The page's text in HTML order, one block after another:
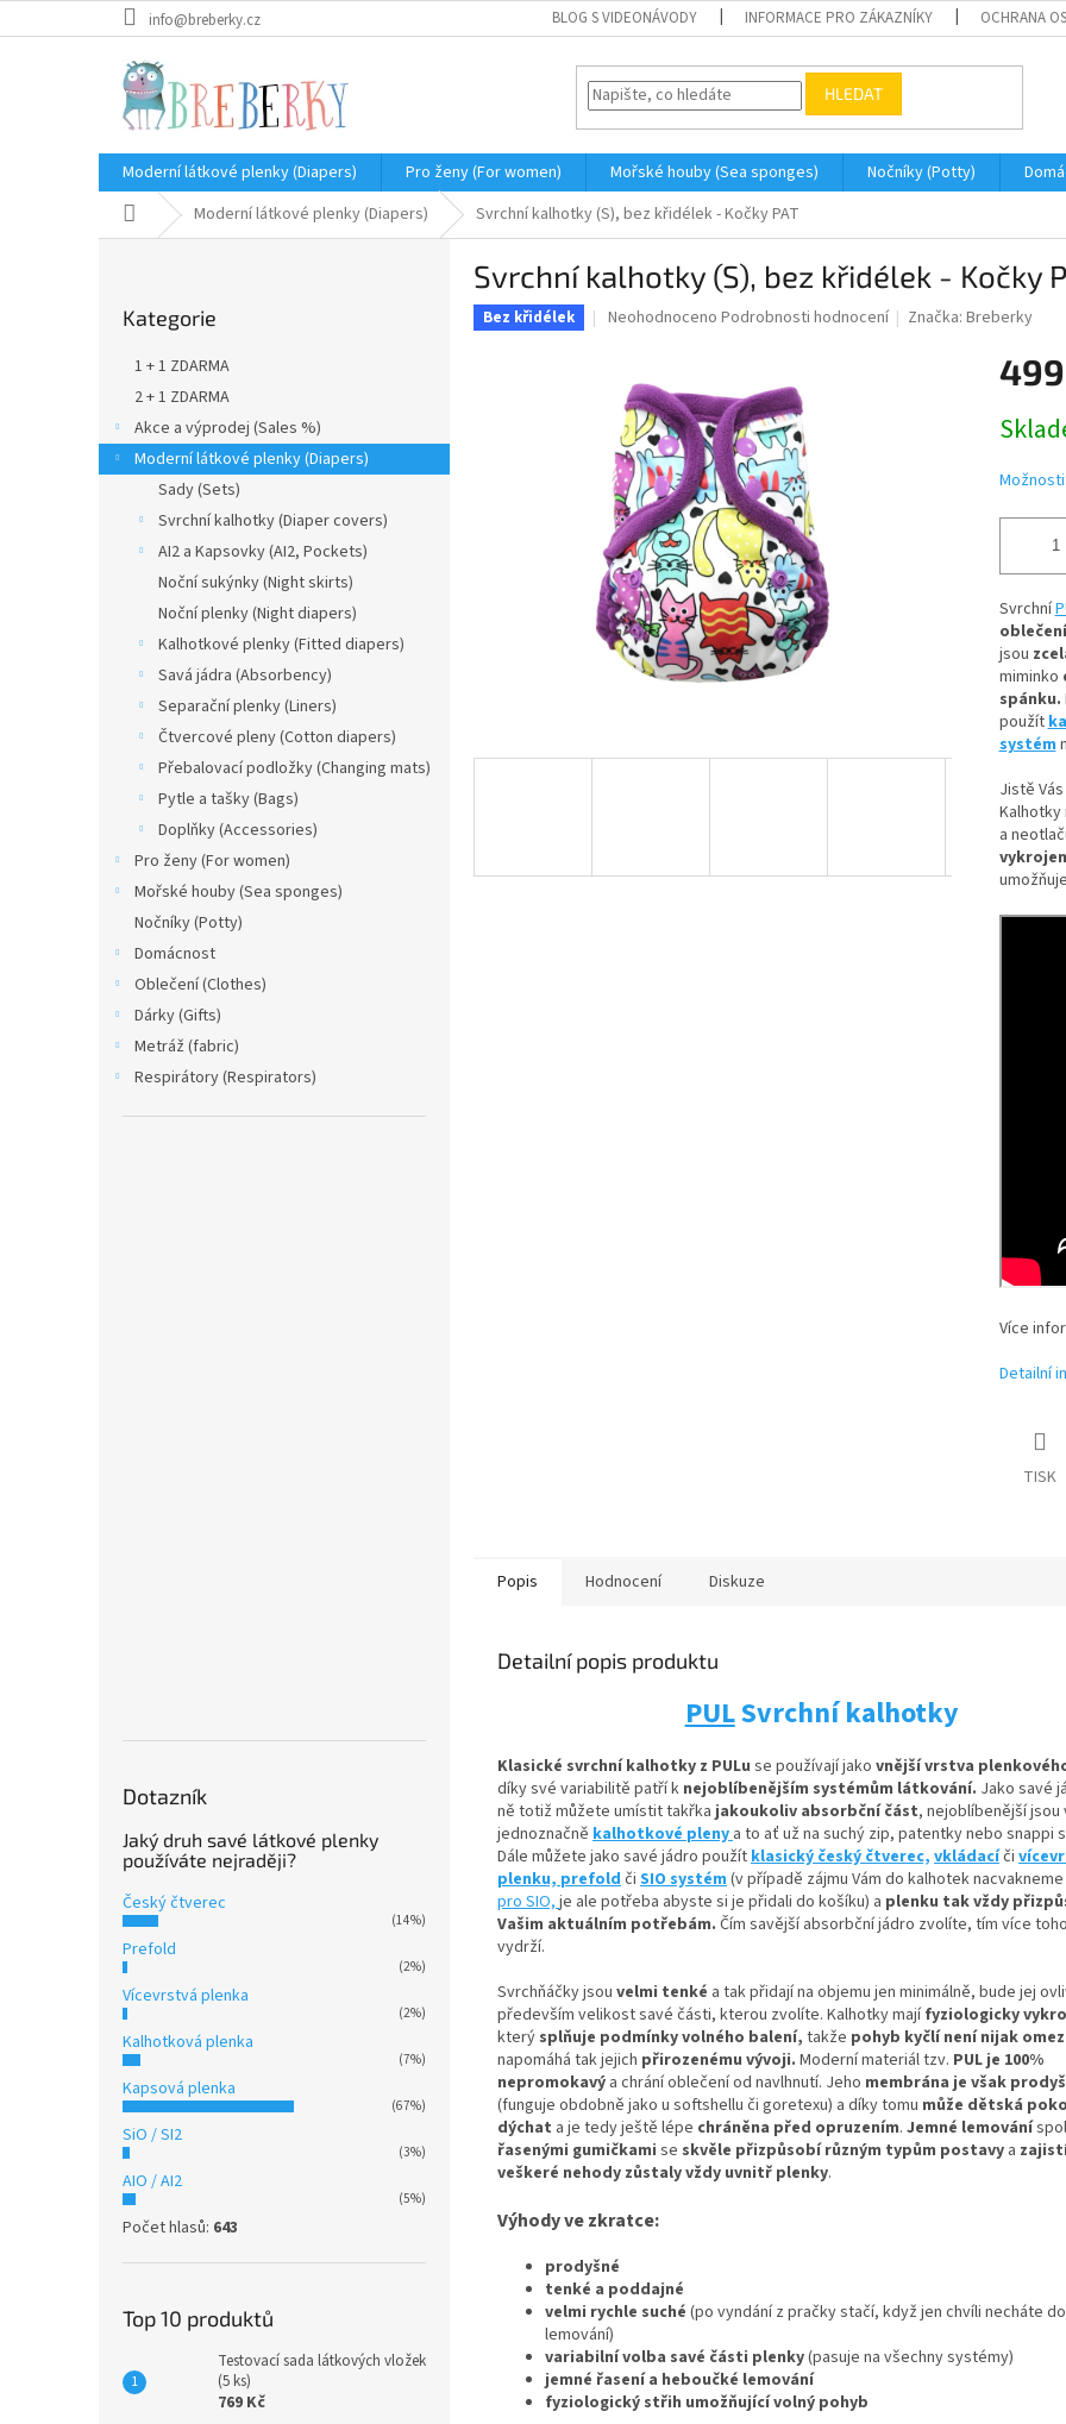
na
info@breberky.cz BLOG S VIDEONÁVODY INFORMACE PRO ZÁKAZNÍKY OCHRANA
HLEDAT
Moderní látkové plenky (Diapers) Pro ženy (For women) Mořské houby (Sea sponges) Nočníky (Potty)
Domů Moderní látkové plenky (Diapers) Svrchní kalhotky (S), bez křidélek - Kočky PAT
kategorie
Kategorie
1 + 1 ZDARMA
2 + 1 ZDARMA
Akce a výprodej (Sales %)
Moderní látkové plenky (Diapers)
Sady (Sets)
Svrchní kalhotky (Diaper covers)
AI2 a Kapsovky (AI2, Pockets)
Noční sukýnky (Night skirts)
Noční plenky (Night diapers)
Kalhotkové plenky (Fitted diapers)
Savá jádra (Absorbency)
Separační plenky (Liners)
Čtvercové pleny (Cotton diapers)
Přebalovací podložky (Changing mats)
Pytle a tašky (Bags)
Doplňky (Accessories)
Pro ženy (For women)
Mořské houby (Sea sponges)
Nočníky (Potty)
Domácnost
Oblečení (Clothes)
Dárky (Gifts)
Metráž (fabric)
Respirátory (Respirators)
Dotazník
Jaký druh savé látkové plenky
používáte nejraději?
Český čtverec
(14%)
Prefold
(2%)
Vícevrstvá plenka
(2%)
Kalhotková plenka
(7%)
Kapsová plenka
(67%)
SiO / SI2
(3%)
AIO / AI2
(5%)
Počet hlasů: 643
Top 10 produktů
Testovací sada látkových vložek
(5 ks)
769 Kč
Svrchní kalhotky (S), bez křidélek - Kočky
Bez křidélek
Průměrné
0,0
hvězdiček.
Neohodnoceno Podrobnosti hodnocení Značka:Breberky
cena:
Svrchní
jsou
miminko
spánku.
použít
systém
Jistě
a
Více
Detailní
TISK
Popis Hodnocení Diskuze
Detailní popis produktu
PULSvrchní kalhotky
Klasické svrchní kalhotky z PULu se používají jako vnější vrstva
díky své variabilitě patří k nejoblíbenějším systémům látkování. Jako savé
ně totiž můžete umístittakřkajakoukoliv absorbčníčást, nejoblíbenější jsou
jednoznačně kalhotkové pleny a to ať už na suchý zip, patentky nebo snappi
Dále můžete jako savé jádro použítklasický český čtverec, vkládacíči
plenku,prefoldči SIO systém(v případě zájmu Vám do kalhotek nacvakneme
pro SIO,je ale potřeba abyste si je přidali do košíku) a plenku tak vždy
Vašim aktuálním potřebám. Čím savější absorbční jádro zvolíte, tím více
vydrží.
Svrchňáčky jsou velmi tenké a tak přidají na objemu jen minimálně, bude jej
především velikost savé části, kterou zvolíte. Kalhotky majífyziologicky
který splňuje podmínky volného balení, takže pohyb kyčlí není nijak
napomáhá tak jejich přirozenému vývoji. Moderní materiál tzv. PUL je 100%
nepromokavý a chrání oblečení od navlhnutí. Jeho membrána je však
(funguje obdobně jako u softshellu či goretexu) a díky tomu může dětská
dýchat a je tedy ještě lépe chráněna před opruzením. Jemné lemování
řasenými gumičkami se skvěle přizpůsobí různým typům postavy a
veškeré nehody zůstaly vždy uvnitř plenky.
Výhody ve zkratce:
prodyšné
tenké a poddajné
velmi rychle suché (po vyndání z pračky stačí, když jen chvíli necháte
lemování)
variabilní volba savé části plenky(pasuje na všechny systémy)
jemné řasení a heboučké lemování
fyziologický střih umožňující volný pohyb